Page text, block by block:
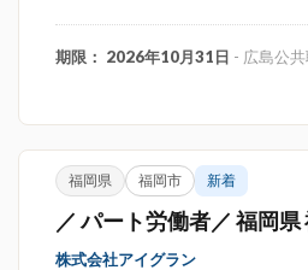
期限： 2026年10月31日 - 広島公
福岡県 福岡市 新着
／ パート労働者／ 福岡県
株式会社アイグラン